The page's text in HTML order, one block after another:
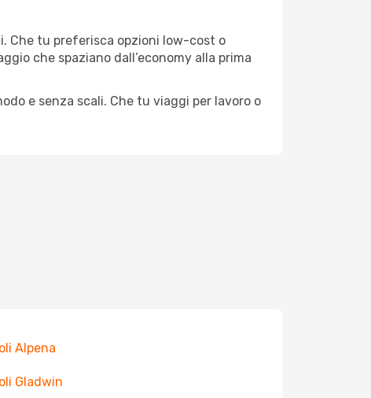
Che tu preferisca opzioni low-cost o
che spaziano dall’economy alla prima
e senza scali. Che tu viaggi per lavoro o
Alpena
Gladwin